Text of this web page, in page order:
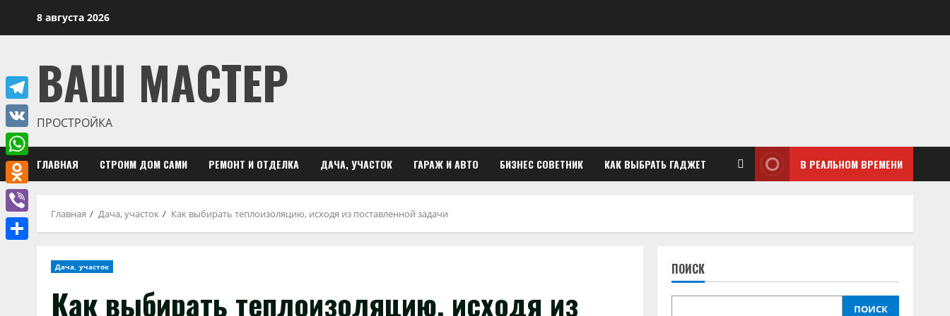
8 августа 2026
ВАШ МАСТЕР
ПРОСТРОЙКА
ГЛАВНАЯ СТРОИМ ДОМ САМИ РЕМОНТ И ОТДЕЛКА ДАЧА, УЧАСТОК ГАРАЖ И АВТО БИЗНЕС СОВЕТНИК КАК ВЫБРАТЬ ГАДЖЕТ В РЕАЛЬНОМ ВРЕМЕНИ
Главная Дача, участок Как выбирать теплоизоляцию, исходя из поставленной задачи
Дача, участок
Как выбирать теплоизоляцию, исходя из
ПОИСК
ПОИСК
Telegram
VK
WhatsApp
Odnoklassniki
Viber